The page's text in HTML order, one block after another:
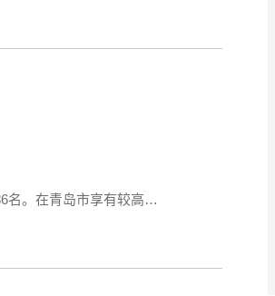
名。在青岛市享有较高…